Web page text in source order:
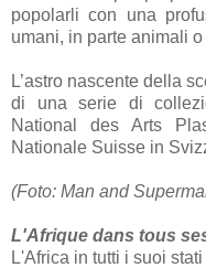
popolarli con una
umani, in parte animali
L’astro nascente della
di una serie di
National des Arts
Nationale Suisse in
(Foto: Man and
L'Afrique dans tous
L'Africa in tutti i suoi